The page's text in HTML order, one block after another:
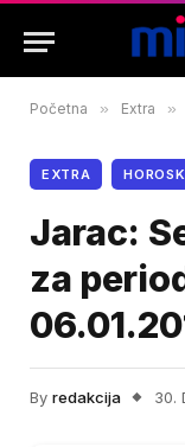
Početna » Extra »
EXTRA
Jarac:
za
By redakcija 30.